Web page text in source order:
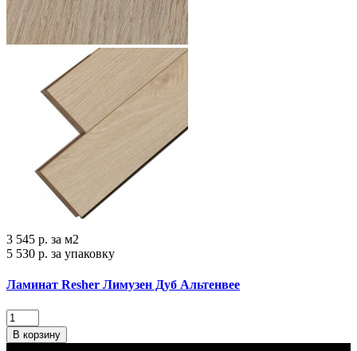
3 545 р. за м2
5 530 р. за упаковку
Ламинат Resher Лимузен Дуб Альтенвее
В корзину